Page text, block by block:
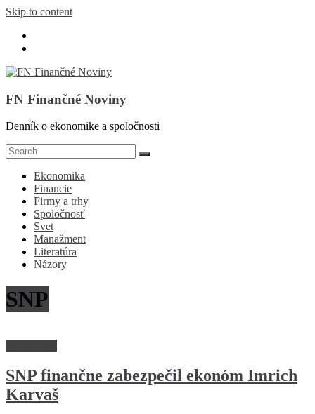
Skip to content
FN Finančné Noviny
Denník o ekonomike a spoločnosti
Ekonomika
Financie
Firmy a trhy
Spoločnosť
Svet
Manažment
Literatúra
Názory
SNP
SNP finančne zabezpečil ekonóm Imrich
Karvaš